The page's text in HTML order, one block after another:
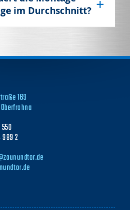
im Durchschnitt?
169
989 2